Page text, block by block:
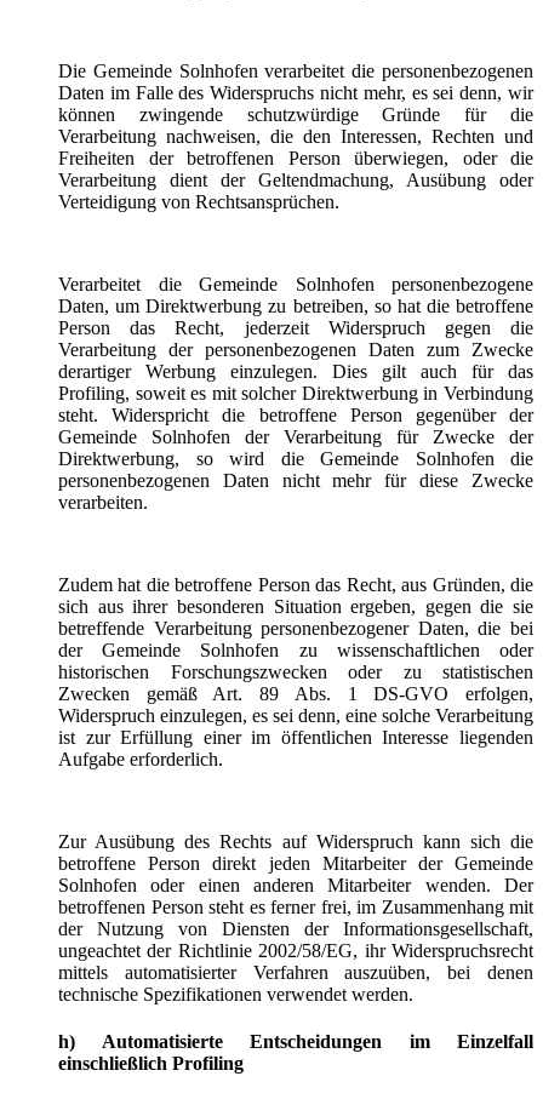
Die Gemeinde Solnhofen verarbeitet die personenbezogenen
Daten im Falle des Widerspruchs nicht mehr, es sei denn, wir
können zwingende schutzwürdige Gründe für die
Verarbeitung nachweisen, die den Interessen, Rechten und
Freiheiten der betroffenen Person überwiegen, oder die
Verarbeitung dient der Geltendmachung, Ausübung oder
Verteidigung von Rechtsansprüchen.
Verarbeitet die Gemeinde Solnhofen personenbezogene
Daten, um Direktwerbung zu betreiben, so hat die betroffene
Person das Recht, jederzeit Widerspruch gegen die
Verarbeitung der personenbezogenen Daten zum Zwecke
derartiger Werbung einzulegen. Dies gilt auch für das
Profiling, soweit es mit solcher Direktwerbung in Verbindung
steht. Widerspricht die betroffene Person gegenüber der
Gemeinde Solnhofen der Verarbeitung für Zwecke der
Direktwerbung, so wird die Gemeinde Solnhofen die
personenbezogenen Daten nicht mehr für diese Zwecke
verarbeiten.
Zudem hat die betroffene Person das Recht, aus Gründen, die
sich aus ihrer besonderen Situation ergeben, gegen die sie
betreffende Verarbeitung personenbezogener Daten, die bei
der Gemeinde Solnhofen zu wissenschaftlichen oder
historischen Forschungszwecken oder zu statistischen
Zwecken gemäß Art. 89 Abs. 1 DS-GVO erfolgen,
Widerspruch einzulegen, es sei denn, eine solche Verarbeitung
ist zur Erfüllung einer im öffentlichen Interesse liegenden
Aufgabe erforderlich.
Zur Ausübung des Rechts auf Widerspruch kann sich die
betroffene Person direkt jeden Mitarbeiter der Gemeinde
Solnhofen oder einen anderen Mitarbeiter wenden. Der
betroffenen Person steht es ferner frei, im Zusammenhang mit
der Nutzung von Diensten der Informationsgesellschaft,
ungeachtet der Richtlinie 2002/58/EG, ihr Widerspruchsrecht
mittels automatisierter Verfahren auszuüben, bei denen
technische Spezifikationen verwendet werden.
h) Automatisierte Entscheidungen im Einzelfall
einschließlich Profiling